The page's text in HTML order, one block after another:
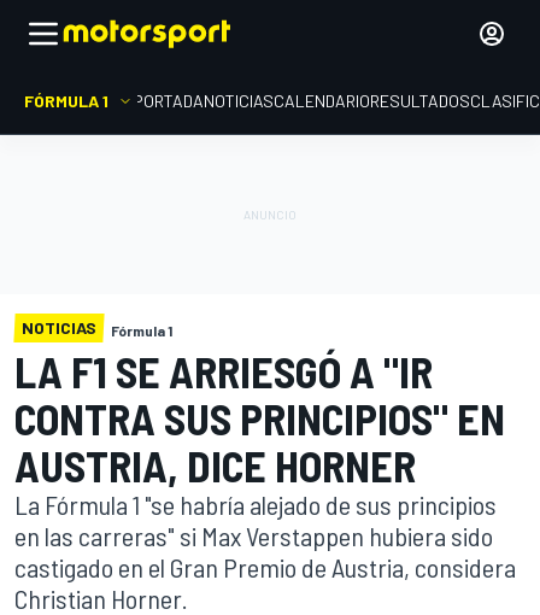
FÓRMULA 1 PORTADANOTICIASCALENDARIORESULTADOS
NOTICIAS Fórmula 1
LA F1 SE ARRIESGÓ A "IR
CONTRA SUS PRINCIPIOS" EN
AUSTRIA, DICE HORNER
La Fórmula 1 "se habría alejado de sus principios
en las carreras" si Max Verstappen hubiera sido
castigado en el Gran Premio de Austria, considera
Christian Horner.